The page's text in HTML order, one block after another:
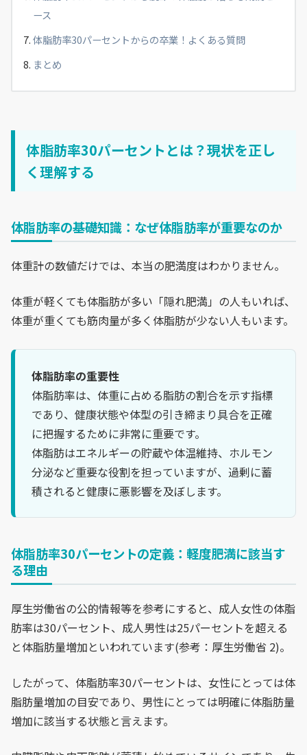
ース
体脂肪率30パーセントからの卒業！よくある質問
まとめ
体脂肪率30パーセントとは？現状を正し
く理解する
体脂肪率の基礎知識：なぜ体脂肪率が重要なのか
体重計の数値だけでは、本当の肥満度はわかりません。
体重が軽くても体脂肪が多い「隠れ肥満」の人もいれば、
体重が重くても筋肉量が多く体脂肪が少ない人もいます。
体脂肪率の重要性
体脂肪率は、体重に占める脂肪の割合を示す指標
であり、健康状態や体型の引き締まり具合を正確
に把握するために非常に重要です。
体脂肪はエネルギーの貯蔵や体温維持、ホルモン
分泌など重要な役割を担っていますが、過剰に蓄
積されると健康に悪影響を及ぼします。
体脂肪率30パーセントの定義：軽度肥満に該当す
る理由
厚生労働省の公的情報等を参考にすると、成人女性の体脂
肪率は30パーセント、成人男性は25パーセントを超える
と体脂肪量増加といわれています(参考：厚生労働省 2)。
したがって、体脂肪率30パーセントは、女性にとっては体
脂肪量増加の目安であり、男性にとっては明確に体脂肪量
増加に該当する状態と言えます。